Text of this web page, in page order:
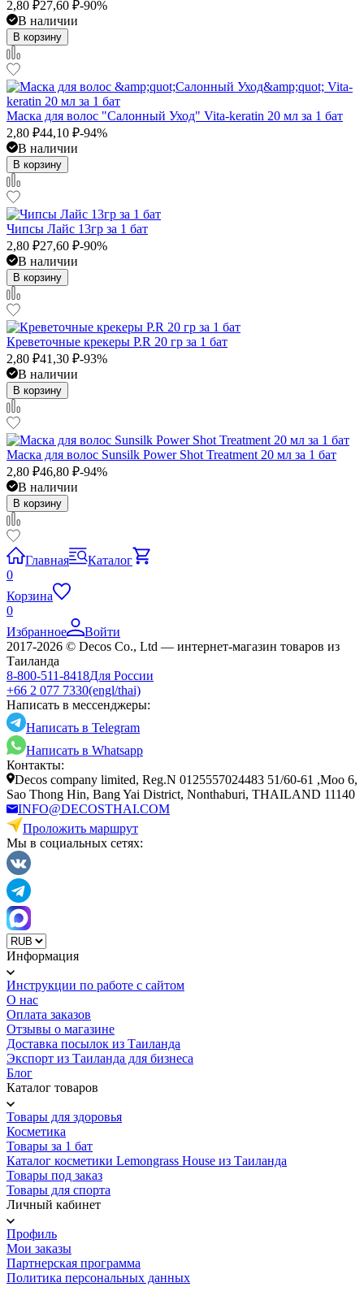
2,80 ₽27,60 ₽-90%
В наличии
В корзину
Маска для волос "Салонный Уход" Vita-keratin 20 мл за 1 бат
2,80 ₽44,10 ₽-94%
В наличии
В корзину
Чипсы Лайс 13гр за 1 бат
2,80 ₽27,60 ₽-90%
В наличии
В корзину
Креветочные крекеры P.R 20 гр за 1 бат
2,80 ₽41,30 ₽-93%
В наличии
В корзину
Маска для волос Sunsilk Power Shot Treatment 20 мл за 1 бат
2,80 ₽46,80 ₽-94%
В наличии
В корзину
Главная
Каталог
0
Корзина
0
Избранное
Войти
2017-2026 © Decos Co., Ltd — интернет-магазин товаров из
Таиланда
8-800-511-8418Для России
+66 2 077 7330(engl/thai)
Написать в мессенджеры:
Написать в Telegram
Написать в Whatsapp
Контакты:
Decos company limited, Reg.N 0125557024483 51/60-61 ,Moo 6,
Sao Thong Hin, Bang Yai District, Nonthaburi, THAILAND 11140
INFO@DECOSTHAI.COM
Проложить маршрут
Мы в социальных сетях:
Информация
Инструкции по работе с сайтом
О нас
Оплата заказов
Отзывы о магазине
Доставка посылок из Таиланда
Экспорт из Таиланда для бизнеса
Блог
Каталог товаров
Товары для здоровья
Косметика
Товары за 1 бат
Каталог косметики Lemongrass House из Таиланда
Товары под заказ
Товары для спорта
Личный кабинет
Профиль
Мои заказы
Партнерская программа
Политика персональных данных